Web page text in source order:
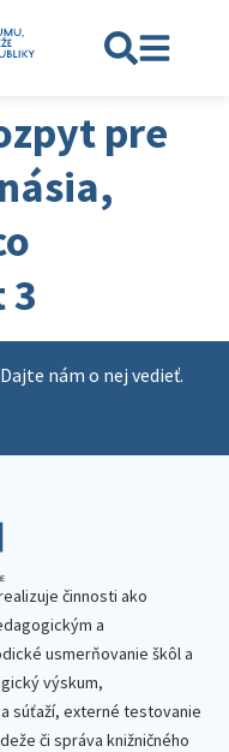
pre
3
nám o nej vedieť.
činnosti ako
a
usmerňovanie škôl a
výskum,
súťaží, externé testovanie
či správa knižničného